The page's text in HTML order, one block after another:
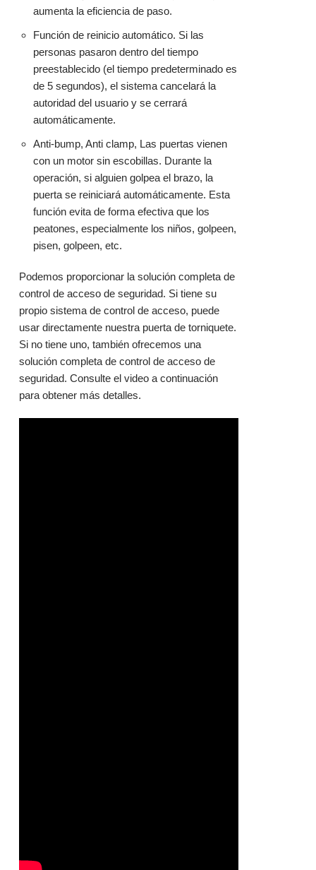
aumenta la eficiencia de paso.
Función de reinicio automático. Si las
personas pasaron dentro del tiempo
preestablecido (el tiempo predeterminado es
de 5 segundos), el sistema cancelará la
autoridad del usuario y se cerrará
automáticamente.
Anti-bump, Anti clamp, Las puertas vienen
con un motor sin escobillas. Durante la
operación, si alguien golpea el brazo, la
puerta se reiniciará automáticamente. Esta
función evita de forma efectiva que los
peatones, especialmente los niños, golpeen,
pisen, golpeen, etc.
Podemos proporcionar la solución completa de
control de acceso de seguridad. Si tiene su
propio sistema de control de acceso, puede
usar directamente nuestra puerta de torniquete.
Si no tiene uno, también ofrecemos una
solución completa de control de acceso de
seguridad. Consulte el video a continuación
para obtener más detalles.